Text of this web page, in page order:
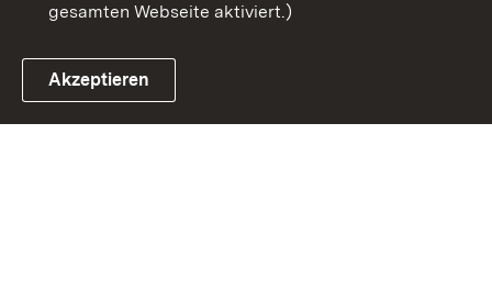
Link zum Landesportal
gesamten Webseite aktiviert.)
Akzeptieren